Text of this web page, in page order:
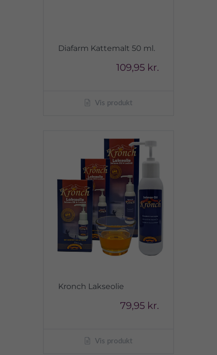
Diafarm Kattemalt 50 ml.
109,95 kr.
Vis produkt
Kronch Lakseolie
79,95 kr.
Vis produkt